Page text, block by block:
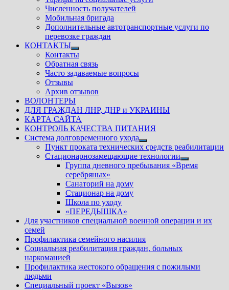
Численность получателей
Мобильная бригада
Дополнительные автотранспортные услуги по
перевозке граждан
КОНТАКТЫ
Показать
подменю
Контакты
Обратная связь
Часто задаваемые вопросы
Отзывы
Архив отзывов
ВОЛОНТЕРЫ
ДЛЯ ГРАЖДАН ЛНР, ДНР и УКРАИНЫ
КАРТА САЙТА
КОНТРОЛЬ КАЧЕСТВА ПИТАНИЯ
Система долговременного ухода
Показать
подменю
Пункт проката технических средств реабилитации
Стационарнозамещающие технологии
Показать
подменю
Группа дневного пребывания «Время
серебряных»
Санаторий на дому
Стационар на дому
Школа по уходу
«ПЕРЕДЫШКА»
Для участников специальной военной операции и их
семей
Профилактика семейного насилия
Социальная реабилитация граждан, больных
наркоманией
Профилактика жестокого обращения с пожилыми
людьми
Специальный проект «Вызов»